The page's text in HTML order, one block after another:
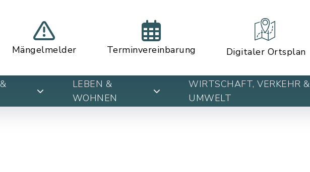
Mängelmelder Terminvereinbarung Digitaler Ortsplan
LEBEN &
WOHNEN
WIRTSCHAFT, VERKEHR &
UMWELT